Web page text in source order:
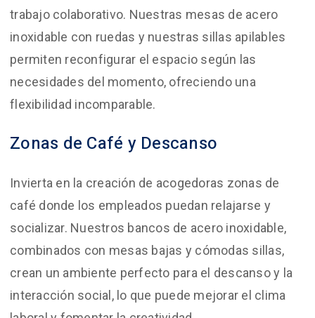
trabajo colaborativo. Nuestras mesas de acero
inoxidable con ruedas y nuestras sillas apilables
permiten reconfigurar el espacio según las
necesidades del momento, ofreciendo una
flexibilidad incomparable.
Zonas de Café y Descanso
Invierta en la creación de acogedoras zonas de
café donde los empleados puedan relajarse y
socializar. Nuestros bancos de acero inoxidable,
combinados con mesas bajas y cómodas sillas,
crean un ambiente perfecto para el descanso y la
interacción social, lo que puede mejorar el clima